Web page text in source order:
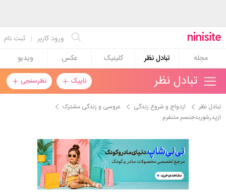
ثبت نام | ورود کاربر
مجله
تبادل نظر کلینیک عکس ویدیو
تاپیک نظرسنجی تبادل نظر
تبادل نظر ازدواج و شروع زندگی
عروسی و زندگی مشترک
ازپدرشوربدجنسم متنفرم